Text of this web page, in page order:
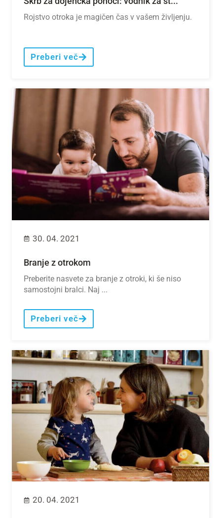
Rojstvo otroka je magičen čas v vašem življenju.
Preberi več
30. 04. 2021
Branje z otrokom
Preberite nasvete za branje z otroki, ki še niso
samostojni bralci. Naj ...
Preberi več
20. 04. 2021